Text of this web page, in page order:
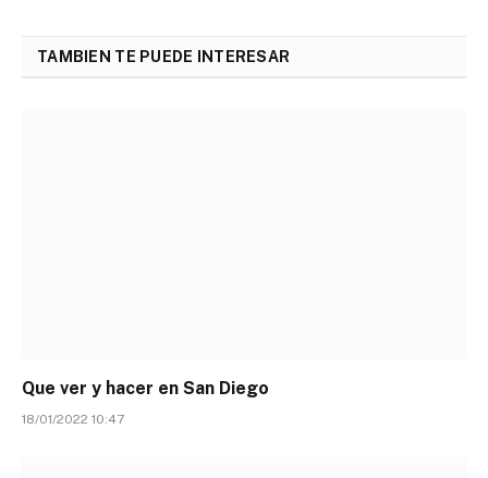
TAMBIEN TE PUEDE INTERESAR
Que ver y hacer en San Diego
18/01/2022 10:47